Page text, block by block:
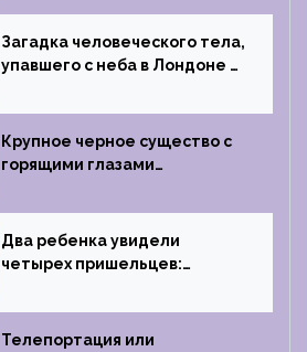
1996 году
Загадка человеческого тела,
упавшего с неба в Лондоне в
Крупное черное существо с
горящими глазами
Два ребенка увидели
четырех пришельцев:
1967 году
Телепортация или